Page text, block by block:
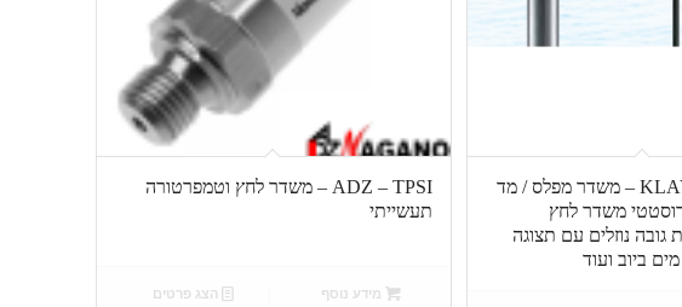
KLAY – Hydrobar S – משדר מפלס / מד
משדר לחץ
גובה נוזלים עם תצוגה
ביוב ועוד
ADZ – TPSI – משדר לחץ וטמפרטורה
תעשייתי
מידע נוסף הצג פרטים